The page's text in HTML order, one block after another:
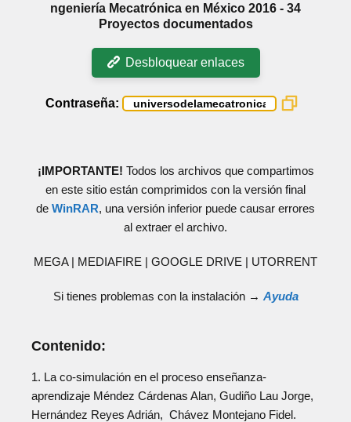
ngeniería Mecatrónica en México 2016 - 34
Proyectos documentados
Desbloquear enlaces
Contraseña:
¡IMPORTANTE! Todos los archivos que compartimos
en este sitio están comprimidos con la versión final
de WinRAR, una versión inferior puede causar errores
al extraer el archivo.
MEGA | MEDIAFIRE | GOOGLE DRIVE | UTORRENT
Si tienes problemas con la instalación → Ayuda
Contenido:
1. La co-simulación en el proceso enseñanza-
aprendizaje Méndez Cárdenas Alan, Gudiño Lau Jorge,
Hernández Reyes Adrián, Chávez Montejano Fidel.